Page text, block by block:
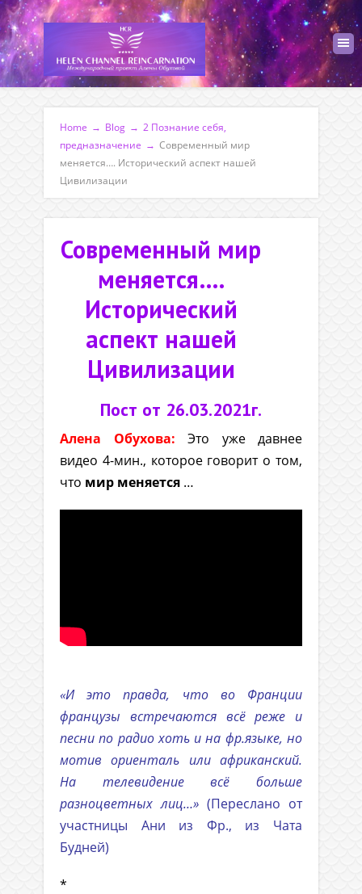
Home → Blog → 2 Познание себя,
предназначение → Современный мир
меняется…. Исторический аспект нашей
Цивилизации
Современный мир
меняется….
Исторический
аспект нашей
Цивилизации
Пост от 26.03.2021г.
Алена Обухова:
Это уже давнее
видео 4-мин., которое говорит о том,
что мир меняется …
«И это правда, что во Франции
французы встречаются всё реже и
песни по радио хоть и на фр.языке, но
мотив ориенталь или африканский.
На телевидение всё больше
разноцветных лиц…» (Переслано от
участницы Ани из Фр., из Чата
Будней)
*